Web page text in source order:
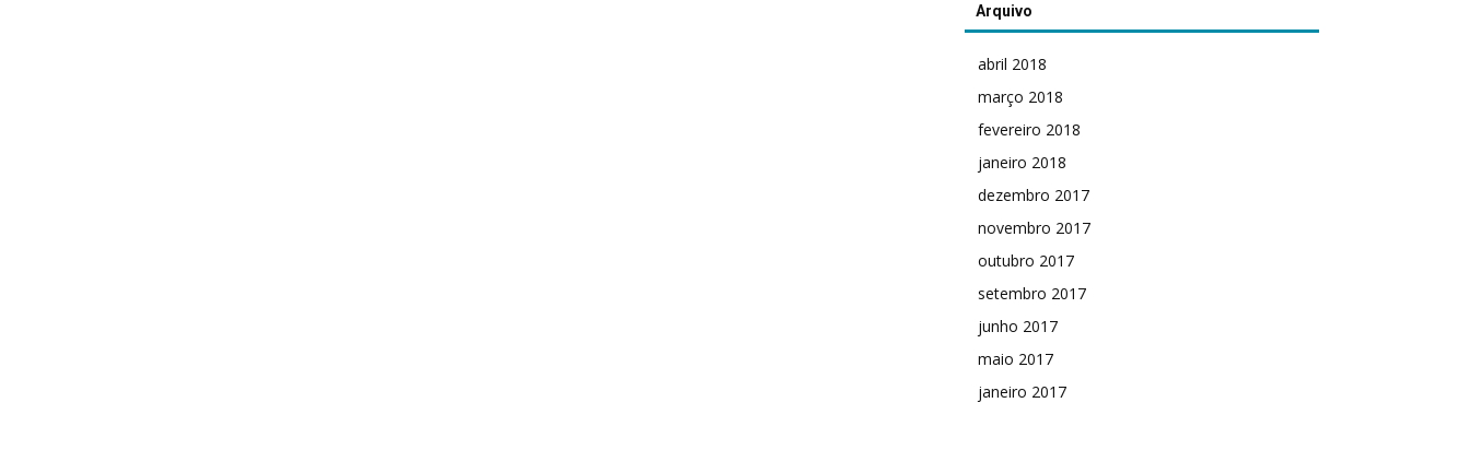
Arquivo
abril 2018
março 2018
fevereiro 2018
janeiro 2018
dezembro 2017
novembro 2017
outubro 2017
setembro 2017
junho 2017
maio 2017
janeiro 2017